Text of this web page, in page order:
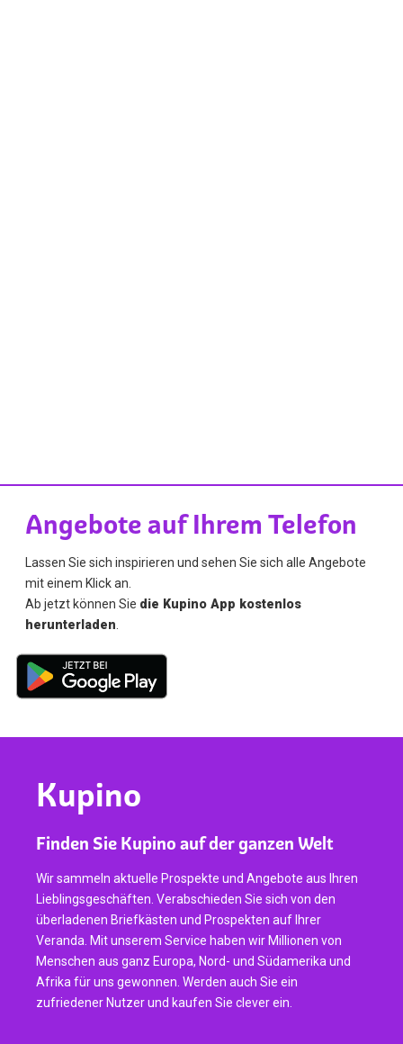
Angebote auf Ihrem Telefon
Lassen Sie sich inspirieren und sehen Sie sich alle Angebote
mit einem Klick an.
Ab jetzt können Sie die Kupino App kostenlos
herunterladen
Kupino
Finden Sie Kupino auf der ganzen Welt
Wir sammeln aktuelle Prospekte und Angebote aus Ihren
Lieblingsgeschäften. Verabschieden Sie sich von den
überladenen Briefkästen und Prospekten auf Ihrer
Veranda. Mit unserem Service haben wir Millionen von
Menschen aus ganz Europa, Nord- und Südamerika und
Afrika für uns gewonnen. Werden auch Sie ein
zufriedener Nutzer und kaufen Sie clever ein.